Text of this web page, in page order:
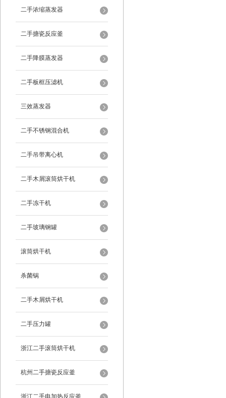
二手浓缩蒸发器
二手搪瓷反应釜
二手降膜蒸发器
二手板框压滤机
三效蒸发器
二手不锈钢混合机
二手吊带离心机
二手木屑滚筒烘干机
二手冻干机
二手玻璃钢罐
滚筒烘干机
杀菌锅
二手木屑烘干机
二手压力罐
浙江二手滚筒烘干机
杭州二手搪瓷反应釜
浙江二手电加热反应釜